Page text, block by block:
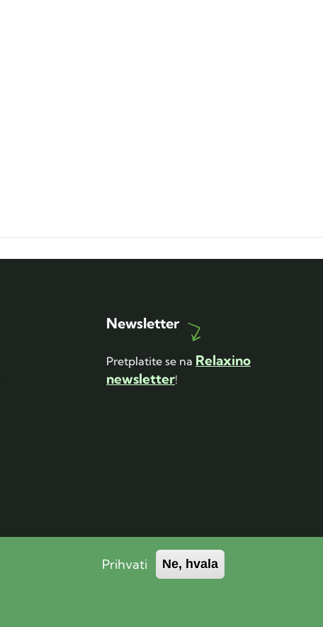
Newsletter
Pretplatite se na Relaxino
newsletter!
Prihvati Ne, hvala